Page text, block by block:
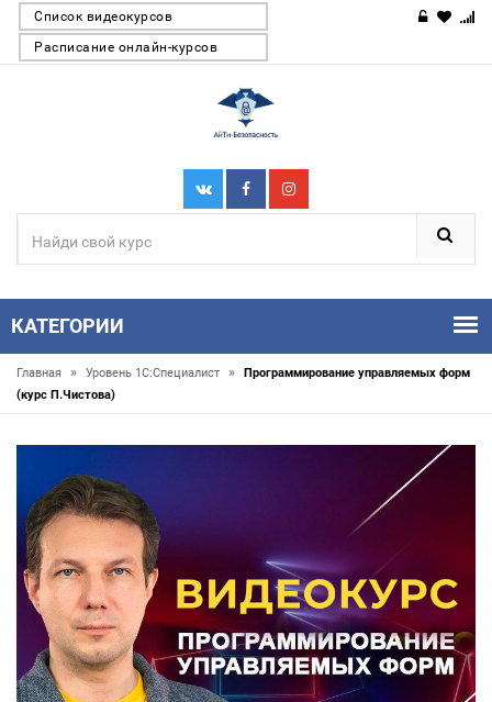
Список видеокурсов
Расписание онлайн-курсов
КАТЕГОРИИ
Главная » Уровень 1С:Специалист »
Программирование управляемых форм
(курс П.Чистова)